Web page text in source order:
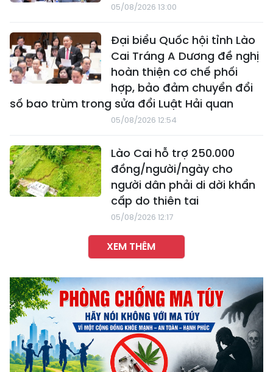
05/08/2026 13:00
Đại biểu Quốc hội tỉnh Lào
Cai Tráng A Dương đề nghị
hoàn thiện cơ chế phối
hợp, bảo đảm chuyển đổi
số bao trùm trong sửa đổi Luật Hải quan
05/08/2026 12:54
Lào Cai hỗ trợ 250.000
đồng/người/ngày cho
người dân phải di dời khẩn
cấp do thiên tai
05/08/2026 12:17
XEM THÊM